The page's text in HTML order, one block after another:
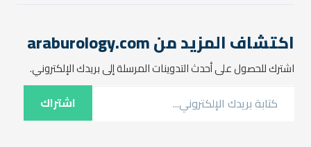
يساعد في تقليل…
اكتشاف المزيد من araburology.com
اشترك للحصول على أحدث التدوينات المرسلة إلى بريدك الإلكتروني.
اشتراك